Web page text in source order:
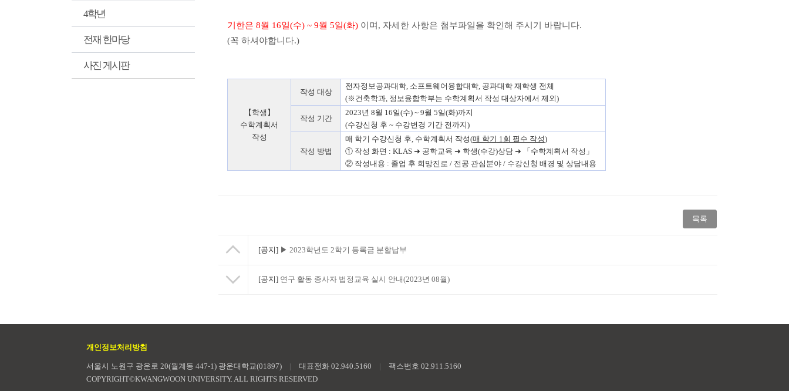
4학년
전재 한마당
사진 게시판
기한은 8월 16일(수) ~ 9월 5일(화) 이며 , 자세한 사항은 첨부파일을 확인해 주시기 바랍니다.
(꼭 하셔야합니다.)
【 학생 】
수학계획서
작성
작성 대상
전자정보공과대학, 소프트웨어융합대학, 공과대학 재학생 전체
(※ 건축학과, 정보융합학부는 수학계획서 작성 대상자에서 제외)
작성 기간
2023년 8월 16일(수) ~ 9월 5일(화)까지
(수강신청 후 ~ 수강변경 기간 전까지)
작성 방법
매 학기 수강신청 후, 수학계획서 작성(매 학기 1회 필수 작성)
① 작성 화면 : KLAS ➜ 공학교육 ➜ 학생(수강)상담 ➜ 「 수학계획서 작성 」
② 작성내용 : 졸업 후 희망진로 / 전공 관심분야/ 수강신청 배경 및 상담내용
목록
[공지] ▶ 2023학년도 2학기 등록금 분할납부
[공지] 연구 활동 종사자 법정교육 실시 안내(2023년 08월)
개인정보처리방침
서울시 노원구 광운로 20(월계동 447-1) 광운대학교(01897) | 대표전화 02.940.5160 |
팩스번호 02.911.5160
COPYRIGHT©KWANGWOON UNIVERSITY. ALL RIGHTS RESERVED